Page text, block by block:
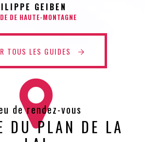
GEIBEN
DE HAUTE-MONTAGNE
TOUS LES GUIDES
de rendez-vous
DU PLAN DE LA